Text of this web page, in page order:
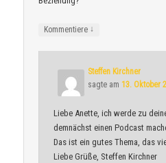
Kommentiere ↓
Steffen Kirchner
sagte am 13. Oktober
Liebe Anette, ich werde zu
demnächst einen Podcast
Das ist ein gutes Thema, das
Liebe Grüße, Steffen Kirchner